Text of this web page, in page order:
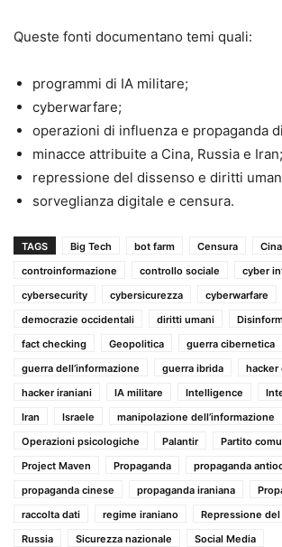
Queste fonti documentano temi quali:
programmi di IA militare;
cyberwarfare;
operazioni di influenza e propaganda
minacce attribuite a Cina, Russia e Iran;
repressione del dissenso e diritti
sorveglianza digitale e censura.
TAGS Big Tech bot farm Censura
Cina
controinformazione
controllo sociale
cyber
cybersecurity
cybersicurezza
cyberwarfare
democrazie occidentali
diritti umani
fact checking
Geopolitica
guerra cibernetica
guerra dell’informazione
guerra ibrida
hacker
hacker iraniani
IA militare Intelligence
Iran
Israele
manipolazione dell’informazione
Operazioni psicologiche
Palantir
Partito
Project Maven
Propaganda
propaganda
propaganda cinese
propaganda iraniana
raccolta dati
regime iraniano
Repressione
Russia
Sicurezza nazionale
Social Media